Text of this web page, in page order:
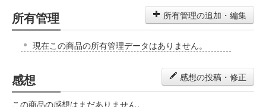
所有管理 所有管理の追加・編集
現在この商品の所有管理データはありません。
感想 感想の投稿・修正
この商品の感想はまだありません。